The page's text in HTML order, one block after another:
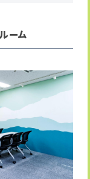
ーム